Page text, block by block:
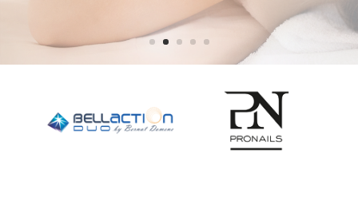
Envío gratis a partir de 30€